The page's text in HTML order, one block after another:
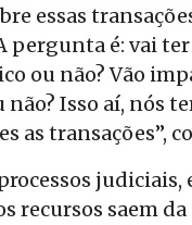
essas
pergunta é: vai
ou não? Vão
Isso aí, nós
as transações”,
judiciais,
recursos saem